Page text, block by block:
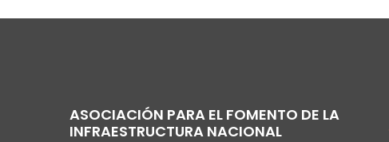
ASOCIACIÓN PARA EL FOMENTO DE LA
INFRAESTRUCTURA NACIONAL